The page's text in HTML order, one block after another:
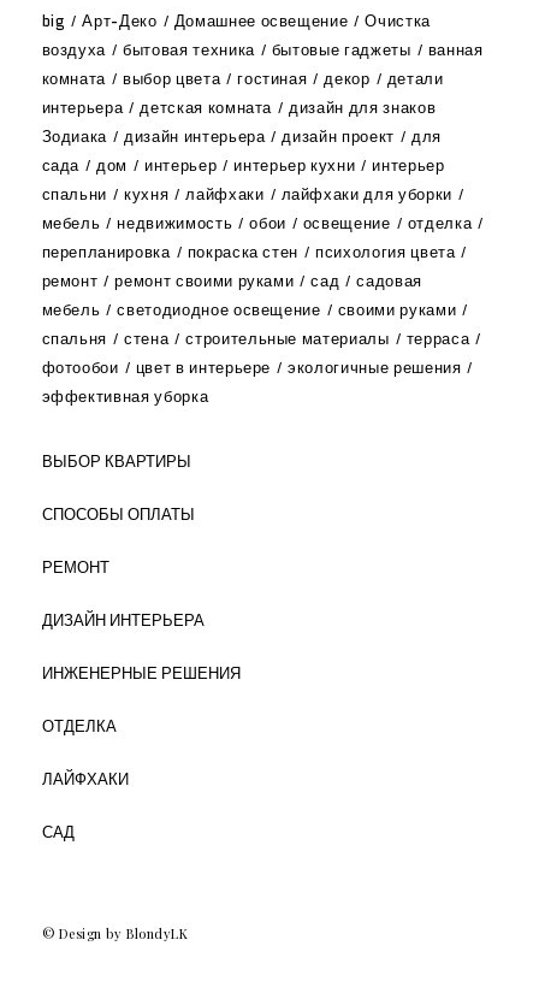
big Арт-Деко Домашнее освещение
Очистка
воздуха
бытовая техника бытовые гаджеты
ванная
комната
выбор цвета гостиная декор
детали
интерьера
детская комната
дизайн для знаков
Зодиака
дизайн интерьера дизайн проект
для
сада
дом интерьер интерьер кухни
интерьер
спальни
кухня лайфхаки
лайфхаки для уборки
мебель
недвижимость обои освещение
отделка
перепланировка
покраска стен
психология цвета
ремонт
ремонт своими руками сад
садовая
мебель
светодиодное освещение
своими руками
спальня
стена строительные материалы
терраса
фотообои
цвет в интерьере
экологичные решения
эффективная уборка
ВЫБОР КВАРТИРЫ
СПОСОБЫ ОПЛАТЫ
РЕМОНТ
ДИЗАЙН ИНТЕРЬЕРА
ИНЖЕНЕРНЫЕ РЕШЕНИЯ
ОТДЕЛКА
ЛАЙФХАКИ
САД
© Design by BlondyLK